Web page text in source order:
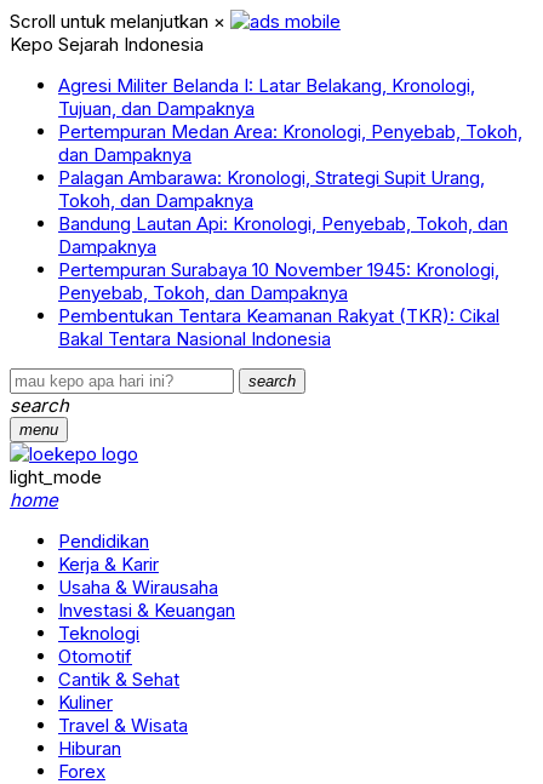
Scroll untuk melanjutkan ×
Kepo Sejarah Indonesia
Agresi Militer Belanda I: Latar Belakang, Kronologi,
Tujuan, dan Dampaknya
Pertempuran Medan Area: Kronologi, Penyebab, Tokoh,
dan Dampaknya
Palagan Ambarawa: Kronologi, Strategi Supit Urang,
Tokoh, dan Dampaknya
Bandung Lautan Api: Kronologi, Penyebab, Tokoh, dan
Dampaknya
Pertempuran Surabaya 10 November 1945: Kronologi,
Penyebab, Tokoh, dan Dampaknya
Pembentukan Tentara Keamanan Rakyat (TKR): Cikal
Bakal Tentara Nasional Indonesia
search
search
menu
light_mode
home
Pendidikan
Kerja & Karir
Usaha & Wirausaha
Investasi & Keuangan
Teknologi
Otomotif
Cantik & Sehat
Kuliner
Travel & Wisata
Hiburan
Forex